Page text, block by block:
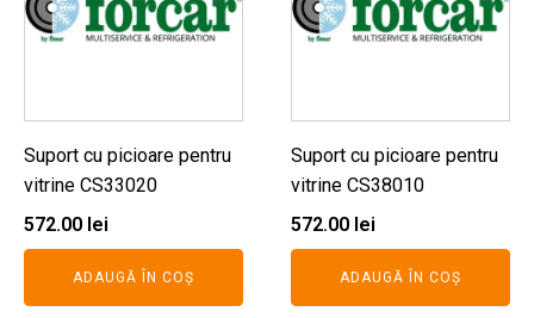
Suport cu picioare pentru
vitrine CS33020
572.00 lei
ADAUGĂ ÎN COȘ
Suport cu picioare pentru
vitrine CS38010
572.00 lei
ADAUGĂ ÎN COȘ